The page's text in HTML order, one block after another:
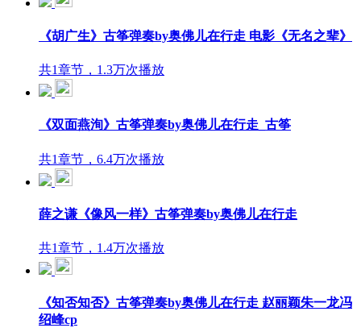
《胡广生》古筝弹奏by奥佛儿在行走 电影《无名之辈》
共1章节，1.3万次播放
《双面燕洵》古筝弹奏by奥佛儿在行走_古筝
共1章节，6.4万次播放
薛之谦《像风一样》古筝弹奏by奥佛儿在行走
共1章节，1.4万次播放
《知否知否》古筝弹奏by奥佛儿在行走 赵丽颖朱一龙冯
绍峰cp